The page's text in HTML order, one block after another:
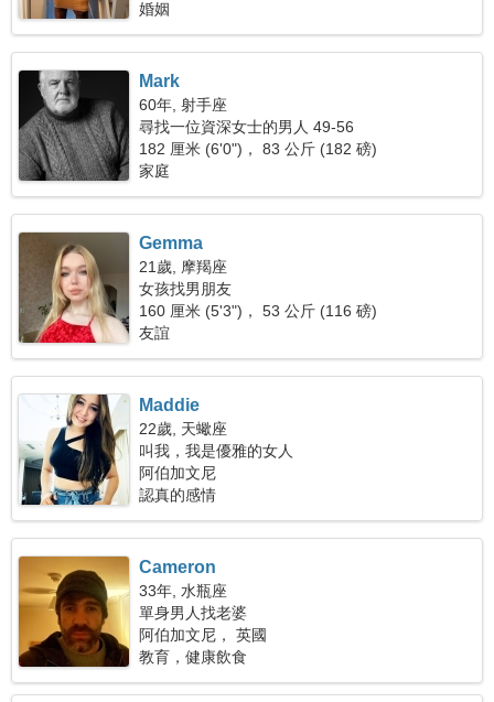
婚姻
Mark
60年, 射手座
尋找一位資深女士的男人 49-56
182 厘米 (6'0")， 83 公斤 (182 磅)
家庭
Gemma
21歲, 摩羯座
女孩找男朋友
160 厘米 (5'3")， 53 公斤 (116 磅)
友誼
Maddie
22歲, 天蠍座
叫我，我是優雅的女人
阿伯加文尼
認真的感情
Cameron
33年, 水瓶座
單身男人找老婆
阿伯加文尼， 英國
教育，健康飲食